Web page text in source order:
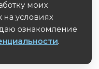
моих
условиях
ознакомление
.